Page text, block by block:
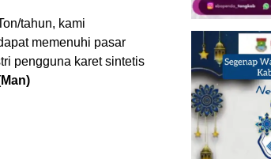
tahun, kami
memenuhi pasar
pengguna karet sintetis